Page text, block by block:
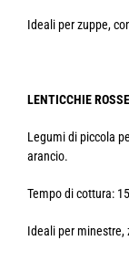
Ideali per zuppe,
LENTICCHIE ROSSE
Legumi di piccola
arancio.
Tempo di cottura:
Ideali per minestre,